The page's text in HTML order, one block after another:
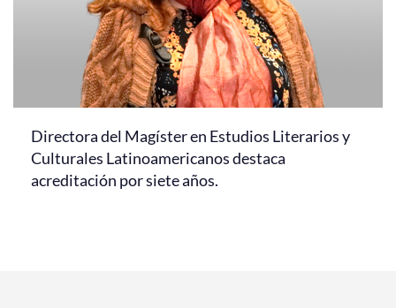
Directora del Magíster en Estudios Literarios y
Culturales Latinoamericanos destaca
acreditación por siete años.